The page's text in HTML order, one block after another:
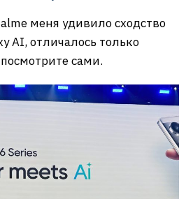
меня удивило сходство
AI, отличалось только
сами.